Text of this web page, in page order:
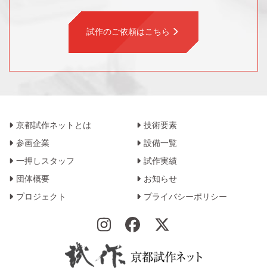
試作のご依頼はこちら
京都試作ネットとは
技術要素
参画企業
設備一覧
一押しスタッフ
試作実績
団体概要
お知らせ
プロジェクト
プライバシーポリシー